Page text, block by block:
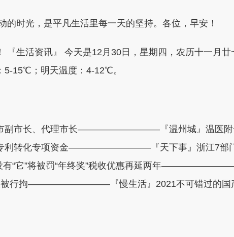
时光，是平凡生活里每一天的坚持。各位，早安！
生活资讯』 今天是12月30日，星期四，农历十一月
5-15℃；明天温度：4-12℃。
副市长、代理市长—————————『温州城』温医附
专利转化专项资金—————————『天下事』浙江7部
有“它”将被罚“年终奖”税收优惠再延两年
被行拘—————————『慢生活』2021不可错过的国